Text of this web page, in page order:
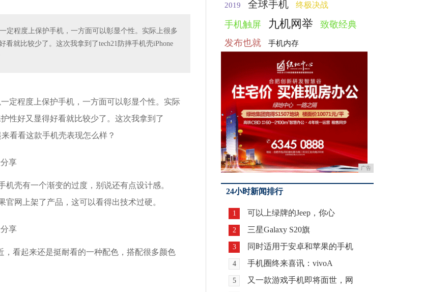
定程度上保护手机，一方面可以彰显个性。实际上很多
就比较少了。这次我拿到了tech21防摔手机壳iPhone
定程度上保护手机，一方面可以彰显个性。实际
性好又显得好看就比较少了。这次我拿到了
看看这款手机壳表现怎么样？
壳有一个渐变的过度，别说还有点设计感。
官网上架了产品，这可以看得出技术过硬。
，看起来还是挺耐看的一种配色，搭配很多颜色
2019 全球手机 终极决战
手机触屏 九机网举
致敬经典
发布也就
手机内存
广告
24小时新闻排行
1 可以上绿牌的Jeep，你心
2 三星Galaxy S20旗
3 同时适用于安卓和苹果的手机
4 手机圈终来喜讯：vivoA
5 又一款游戏手机即将面世，网